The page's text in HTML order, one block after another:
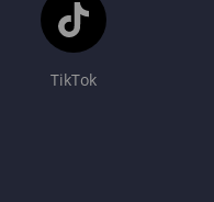
TikTok